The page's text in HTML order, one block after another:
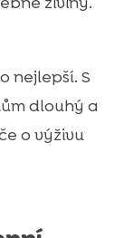
nejlepší. S
dlouhý a
o výživu